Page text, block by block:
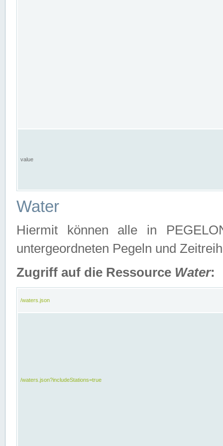
value
Water
Hiermit können alle in
untergeordneten Pegeln und
Zugriff auf die Ressource Water:
/waters.json
/waters.json?includeStations=true